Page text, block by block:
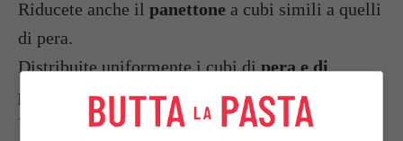
Riducete anche il panettone a cubi simili a quelli
di pera.
Distribuite uniformente i cubi dipera e di
panettonein una pirofila imburrata.
Versate la pastella preparata in precedenza nella